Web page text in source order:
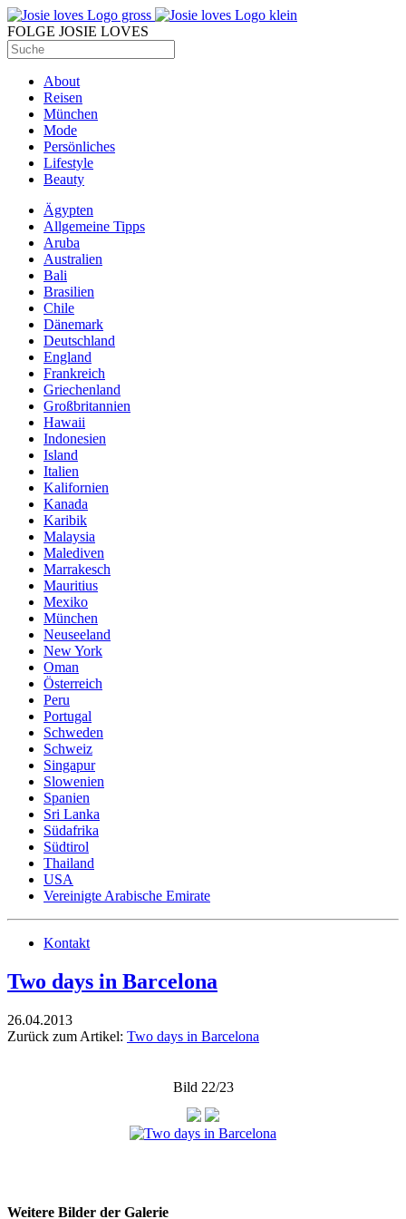
FOLGE JOSIE LOVES
About
Reisen
München
Mode
Persönliches
Lifestyle
Beauty
Ägypten
Allgemeine Tipps
Aruba
Australien
Bali
Brasilien
Chile
Dänemark
Deutschland
England
Frankreich
Griechenland
Großbritannien
Hawaii
Indonesien
Island
Italien
Kalifornien
Kanada
Karibik
Malaysia
Malediven
Marrakesch
Mauritius
Mexiko
München
Neuseeland
New York
Oman
Österreich
Peru
Portugal
Schweden
Schweiz
Singapur
Slowenien
Spanien
Sri Lanka
Südafrika
Südtirol
Thailand
USA
Vereinigte Arabische Emirate
Kontakt
Two days in Barcelona
26.04.2013
Zurück zum Artikel: Two days in Barcelona
Bild 22/23
Weitere Bilder der Galerie